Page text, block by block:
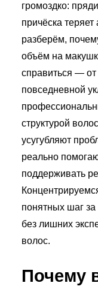
громоздко:
причёска теряет
разберём,
объём на
справиться — от
повседневной
структурой
усугубляют
реально
поддерживать
понятных шаг
без лишних
волос.
Почему